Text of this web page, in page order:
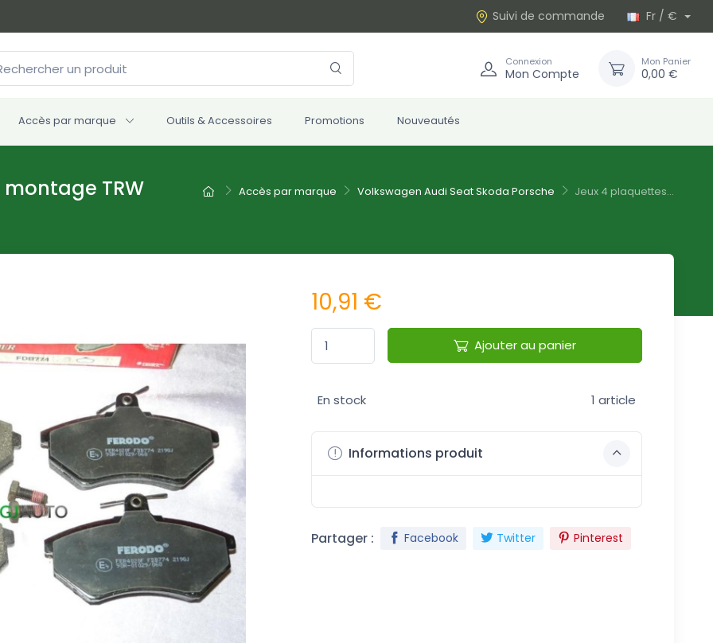
Suivi de commande Fr / €
Connexion
Mon Compte
Mon Panier
0,00 €
Accès par marque Outils & Accessoires Promotions Nouveautés
Accès par marque Volkswagen Audi Seat Skoda Porsche Jeux 4 plaquettes...
TRW
10,91 €
Ajouter au panier
En stock 1 article
Informations produit
Partager : Facebook Twitter Pinterest